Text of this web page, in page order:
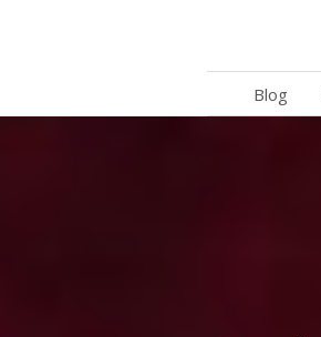
Blog